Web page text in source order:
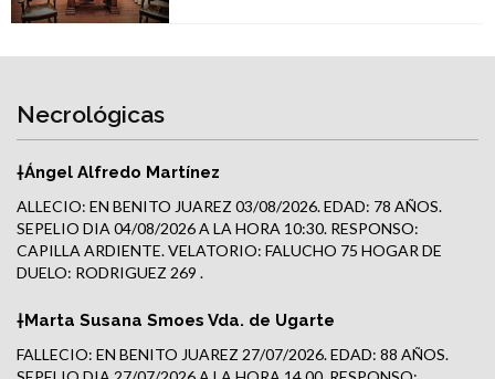
Necrológicas
†Ángel Alfredo Martínez
ALLECIO: EN BENITO JUAREZ 03/08/2026. EDAD: 78 AÑOS.
SEPELIO DIA 04/08/2026 A LA HORA 10:30. RESPONSO:
CAPILLA ARDIENTE. VELATORIO: FALUCHO 75 HOGAR DE
DUELO: RODRIGUEZ 269 .
†Marta Susana Smoes Vda. de Ugarte
FALLECIO: EN BENITO JUAREZ 27/07/2026. EDAD: 88 AÑOS.